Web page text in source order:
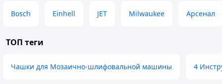
Bosch Einhell JET Milwaukee Арсенал
ТОП теги
Чашки для Мозаично-шлифовальной машины 4